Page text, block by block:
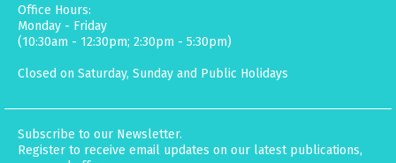
Office Hours:
Monday - Friday
(10:30am - 12:30pm; 2:30pm - 5:30pm)
Closed on Saturday, Sunday and Public Holidays
Subscribe to our Newsletter.
Register to receive email updates on our latest publications,